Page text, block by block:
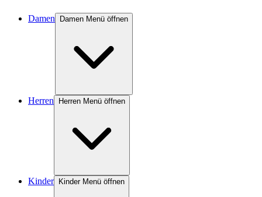
Damen Damen Menü öffnen
Herren Herren Menü öffnen
Kinder Kinder Menü öffnen